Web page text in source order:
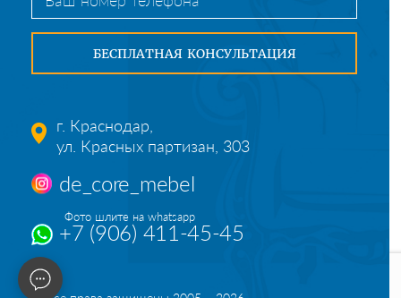
г. Краснодар,
ул. Красных партизан, 303
de_core_mebel
Фото шлите на whatsapp
+7 (906) 411-45-45